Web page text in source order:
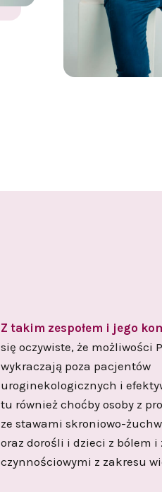
Z takim zespołem i jego
się oczywiste, że możliwości
wykraczają poza pacjentów
uroginekologicznych i
tu również choćby osoby z
ze stawami skroniowo-
oraz dorośli i dzieci z bólem
czynnościowymi z zakresu